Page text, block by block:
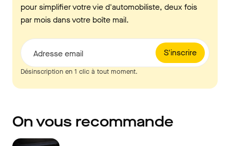
pour simplifier votre vie d'automobiliste, deux fois
par mois dans votre boîte mail.
S'inscrire
Adresse email
Désinscription en 1 clic à tout moment.
On vous recommande